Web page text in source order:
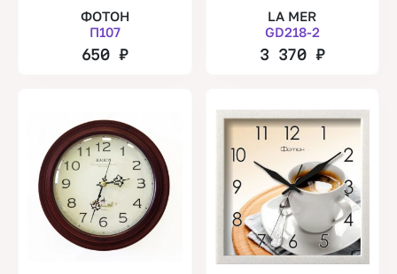
ФОТОН
П107
650₽
LA MER
GD218-2
3 370₽